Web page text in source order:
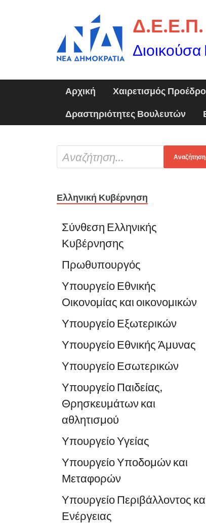
Αρχική Χαιρετισμός
Δραστηριότητες Βουλευτών
Ελληνική Κυβέρνηση
Σύνθεση Ελληνικής
Κυβέρνησης
Πρωθυπουργός
Υπουργείο Εθνικής
Οικονομίας και οικονομικών
Υπουργείο Εξωτερικών
Υπουργείο Εθνικής Άμυνας
Υπουργείο Εσωτερικών
Υπουργείο Παιδείας,
Θρησκευμάτων και
αθλητισμού
Υπουργείο Υγείας
Υπουργείο Υποδομών και
Μεταφορών
Υπουργείο Περιβάλλοντος
Ενέργειας